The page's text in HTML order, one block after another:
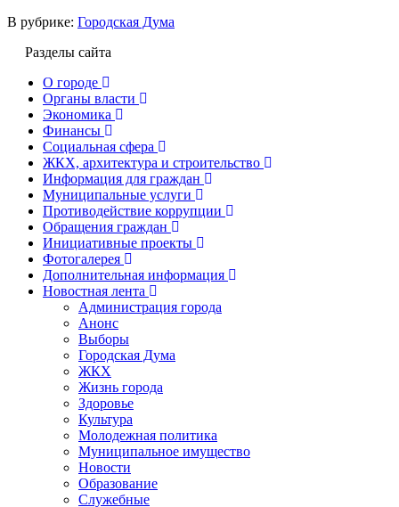
В рубрике: Городская Дума
Разделы сайта
О городе
Органы власти
Экономика
Финансы
Социальная сфера
ЖКХ, архитектура и строительство
Информация для граждан
Муниципальные услуги
Противодействие коррупции
Обращения граждан
Инициативные проекты
Фотогалерея
Дополнительная информация
Новостная лента
Администрация города
Анонс
Выборы
Городская Дума
ЖКХ
Жизнь города
Здоровье
Культура
Молодежная политика
Муниципальное имущество
Новости
Образование
Служебные